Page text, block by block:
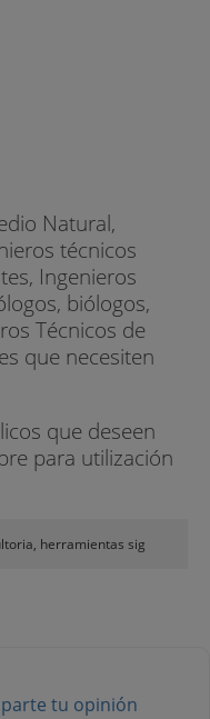
Natural,
técnicos
Ingenieros
biólogos,
Técnicos de
que necesiten
que deseen
para utilización
herramientas sig
tu opinión